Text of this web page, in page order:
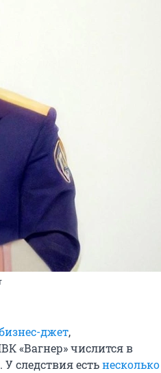
джет,
«Вагнер» числится в
следствия естьнесколько